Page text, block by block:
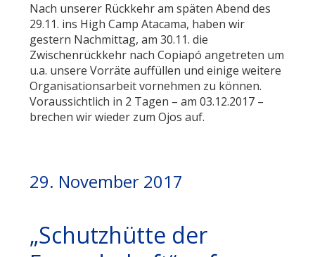
Nach unserer Rückkehr am späten Abend des
29.11. ins High Camp Atacama, haben wir
gestern Nachmittag, am 30.11. die
Zwischenrückkehr nach Copiapó angetreten um
u.a. unsere Vorräte auffüllen und einige weitere
Organisationsarbeit vornehmen zu können.
Voraussichtlich in 2 Tagen – am 03.12.2017 –
brechen wir wieder zum Ojos auf.
29. November 2017
„Schutzhütte der